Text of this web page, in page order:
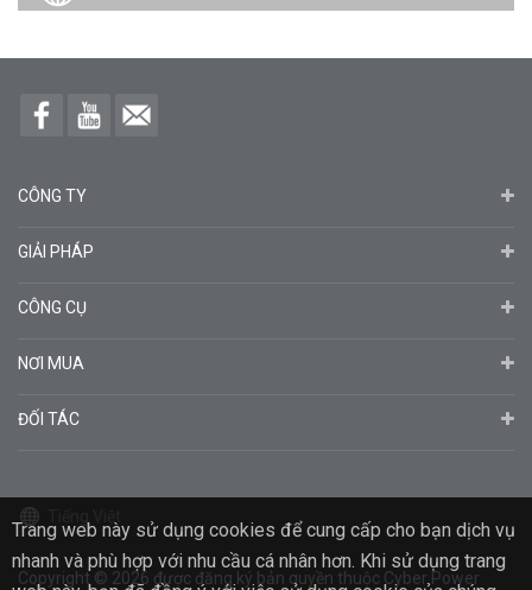
Trang web này sử dụng cookies để cung cấp cho bạn dịch vụ
nhanh và phù hợp với nhu cầu cá nhân hơn. Khi sử dụng trang
CÔNG TY
GIẢI PHÁP
CÔNG CỤ
NƠI MUA
ĐỐI TÁC
Copyright © 2026 được đăng ký bản quyền thuộc Cyber ​​Power